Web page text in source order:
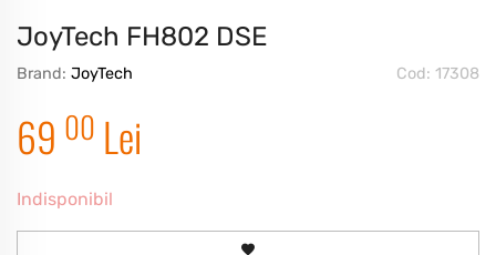
JoyTech FH802 DSE
Brand: JoyTech Cod: 17308
69 00 Lei
Indisponibil